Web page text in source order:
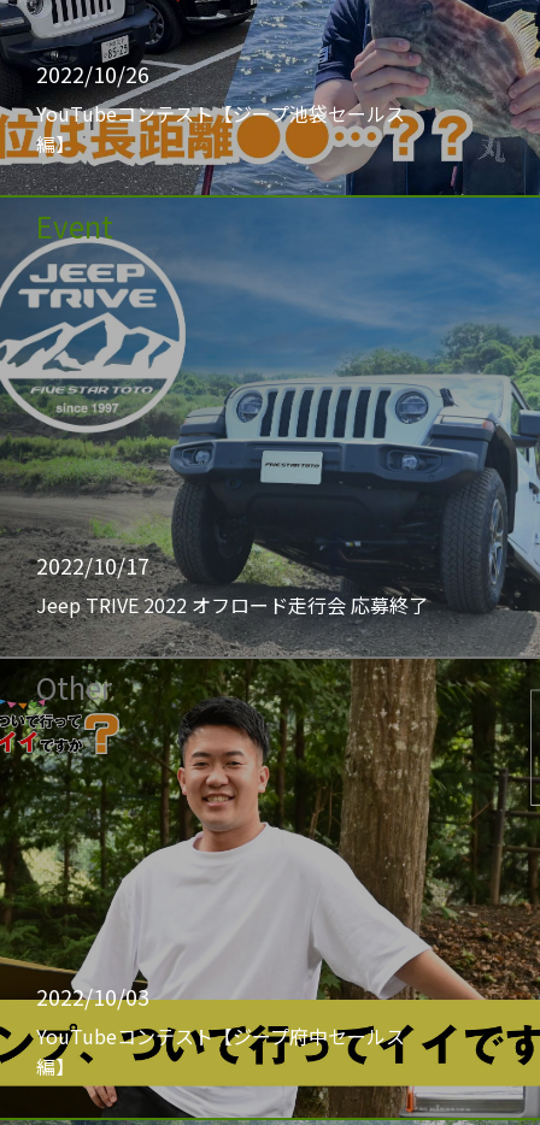
2022/10/26
YouTubeコンテスト【ジープ池袋セールス
編】
Event
2022/10/17
Jeep TRIVE 2022 オフロード走行会 応募終了
Other
2022/10/03
YouTubeコンテスト【ジープ府中セールス
編】